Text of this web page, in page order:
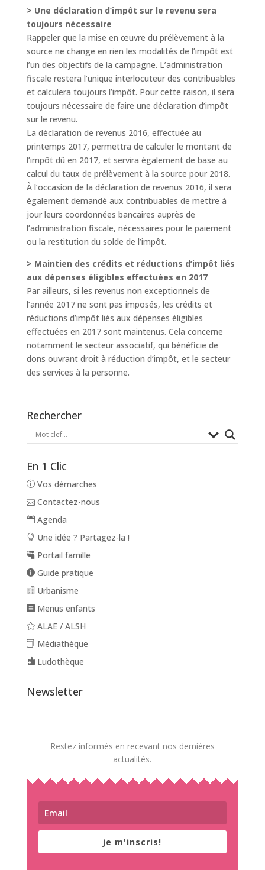
> Une déclaration d’impôt sur le revenu sera
toujours nécessaire
Rappeler que la mise en œuvre du prélèvement à la
source ne change en rien les modalités de l’impôt est
l’un des objectifs de la campagne. L’administration
fiscale restera l’unique interlocuteur des contribuables
et calculera toujours l’impôt. Pour cette raison, il sera
toujours nécessaire de faire une déclaration d’impôt
sur le revenu.
La déclaration de revenus 2016, effectuée au
printemps 2017, permettra de calculer le montant de
l’impôt dû en 2017, et servira également de base au
calcul du taux de prélèvement à la source pour 2018.
À l’occasion de la déclaration de revenus 2016, il sera
également demandé aux contribuables de mettre à
jour leurs coordonnées bancaires auprès de
l’administration fiscale, nécessaires pour le paiement
ou la restitution du solde de l’impôt.
> Maintien des crédits et réductions d’impôt liés
aux dépenses éligibles effectuées en 2017
Par ailleurs, si les revenus non exceptionnels de
l’année 2017 ne sont pas imposés, les crédits et
réductions d’impôt liés aux dépenses éligibles
effectuées en 2017 sont maintenus. Cela concerne
notamment le secteur associatif, qui bénéficie de
dons ouvrant droit à réduction d’impôt, et le secteur
des services à la personne.
Rechercher
En 1 Clic
Vos démarches
Contactez-nous
Agenda
Une idée ? Partagez-la !
Portail famille
Guide pratique
Urbanisme
Menus enfants
ALAE / ALSH
Médiathèque
Ludothèque
Newsletter
Restez informés en recevant nos dernières
actualités.
je m'inscris!